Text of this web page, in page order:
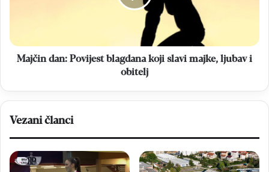
i
obitelj
Majčin dan: Povijest blagdana koji slavi majke, ljubav i
obitelj
Vezani članci